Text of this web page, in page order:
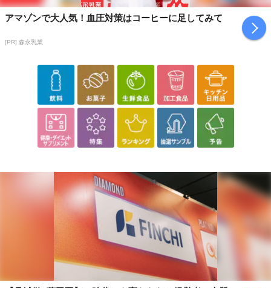
アマゾンで大人気！血圧対策はコーヒーに足してみて
[PR] 森永乳業